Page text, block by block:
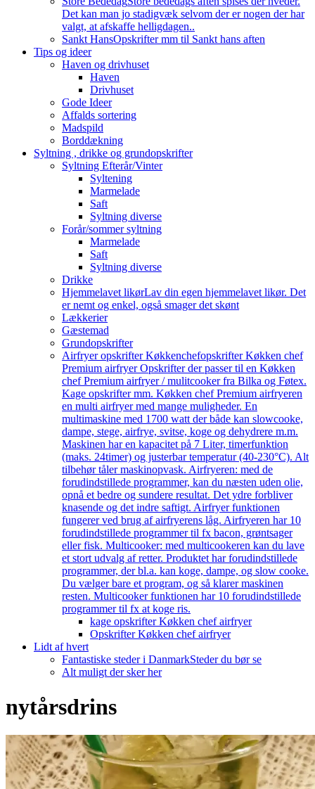
Det kan man jo stadigvæk selvom der er nogen der har
valgt, at afskaffe helligdagen..
Sankt HansOpskrifter mm til Sankt hans aften
Tips og ideer
Haven og drivhuset
Haven
Drivhuset
Gode Ideer
Affalds sortering
Madspild
Borddækning
Syltning , drikke og grundopskrifter
Syltning Efterår/Vinter
Syltening
Marmelade
Saft
Syltning diverse
Forår/sommer syltning
Marmelade
Saft
Syltning diverse
Drikke
Hjemmelavet likørLav din egen hjemmelavet likør. Det
er nemt og enkel, også smager det skønt
Lækkerier
Gæstemad
Grundopskrifter
Airfryer opskrifter Køkkenchefopskrifter Køkken chef
Premium airfryer Opskrifter der passer til en Køkken
chef Premium airfryer / mulitcooker fra Bilka og Føtex.
Kage opskrifter mm. Køkken chef Premium airfryeren
en multi airfryer med mange muligheder. En
multimaskine med 1700 watt der både kan slowcooke,
dampe, stege, airfrye, svitse, koge og dehydrere m.m.
Maskinen har en kapacitet på 7 Liter, timerfunktion
(maks. 24timer) og justerbar temperatur (40-230°C). Alt
tilbehør tåler maskinopvask. Airfryeren: med de
forudindstillede programmer, kan du næsten uden olie,
opnå et bedre og sundere resultat. Det ydre forbliver
knasende og det indre saftigt. Airfryer funktionen
fungerer ved brug af airfryerens låg. Airfryeren har 10
forudindstillede programmer til fx bacon, grøntsager
eller fisk. Multicooker: med multicookeren kan du lave
et stort udvalg af retter. Produktet har forudindstillede
programmer, der bl.a. kan koge, dampe, og slow cooke.
Du vælger bare et program, og så klarer maskinen
resten. Multicooker funktionen har 10 forudindstillede
programmer til fx at koge ris.
kage opskrifter Køkken chef airfryer
Opskrifter Køkken chef airfryer
Lidt af hvert
Fantastiske steder i DanmarkSteder du bør se
Alt muligt der sker her
nytårsdrins